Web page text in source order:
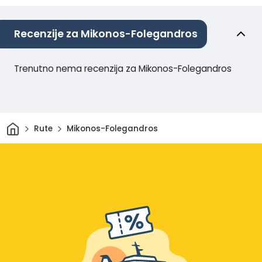
Recenzije za Mikonos-Folegandros
Trenutno nema recenzija za Mikonos-Folegandros
DomRute Mikonos-Folegandros